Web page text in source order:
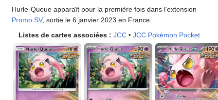
Hurle-Queue apparaît pour la première fois dans l'extension
Promo SV, sortie le 6 janvier 2023 en France.
Listes de cartes associées : JCC• JCC Pokémon Pocket